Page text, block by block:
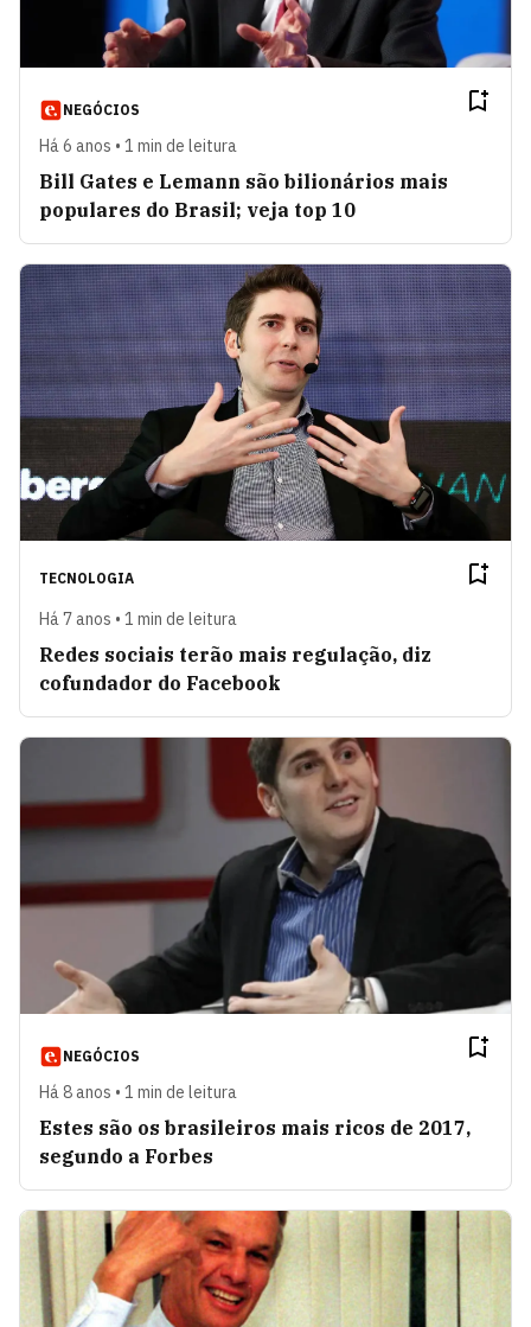
NEGÓCIOS
Há 6 anos • 1 min de leitura
Bill Gates e Lemann são bilionários mais
populares do Brasil; veja top 10
TECNOLOGIA
Há 7 anos • 1 min de leitura
Redes sociais terão mais regulação, diz
cofundador do Facebook
NEGÓCIOS
Há 8 anos • 1 min de leitura
Estes são os brasileiros mais ricos de 2017,
segundo a Forbes